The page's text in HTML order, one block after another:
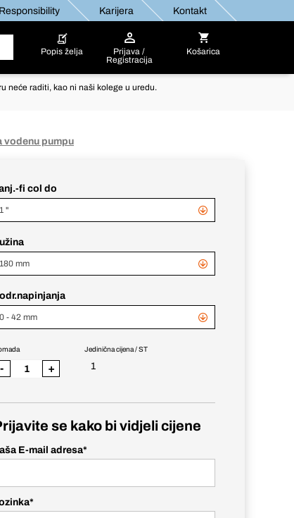
Karijera Kontakt
Popis želja
Prijava /
Registracija
Košarica
neće raditi, kao ni naši kolege u uredu.
vodenu pumpu
fi col do
1 "
180 mm
0 - 42 mm
Jedinična cijena / ST
1
- +
se kako bi vidjeli cijene
E-mail adresa*
*